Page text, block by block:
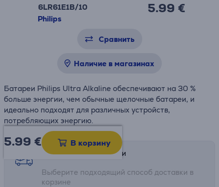
6LR61E1B/10
Philips
5.99 €
Сравнить
Наличие в магазинах
Батареи Philips Ultra Alkaline обеспечивают на 30 %
больше энергии, чем обычные щелочные батареи, и
идеально подходят для различных устройств,
потребляющих энергию.
5.99 € В корзину
Возможности доставки
Выберите подходящий способ доставки в
корзине